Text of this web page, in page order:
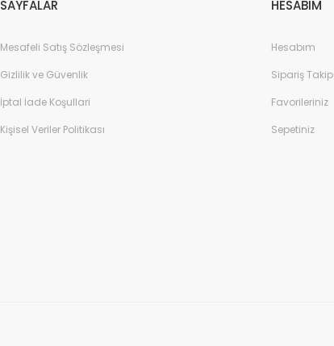
SAYFALAR
Mesafeli Satış Sözleşmesi
Gizlilik ve Güvenlik
İptal İade Koşullari
Kişisel Veriler Politikası
HESABIM
Hesabım
Sipariş Takip
Favorileriniz
Sepetiniz